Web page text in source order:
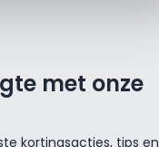
met onze
kortingsacties, tips en